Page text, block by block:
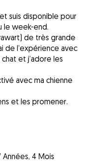
suis disponible pour
le week-end.
de très grande
de l’expérience avec
et j’adore les
avec ma chienne
et les promener.
Années, 4 Mois